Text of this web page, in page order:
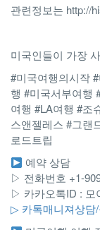
관련정보는 http://
미국인들이 가장
#미국여행의시작
행 #미국서부여행
여행 #LA여행 #조
스앤젤레스 #그랜
로드트립
예약 상담
▷ 전화번호 +1-
▷ 카카오톡ID : 모
▷ 카톡매니져상담